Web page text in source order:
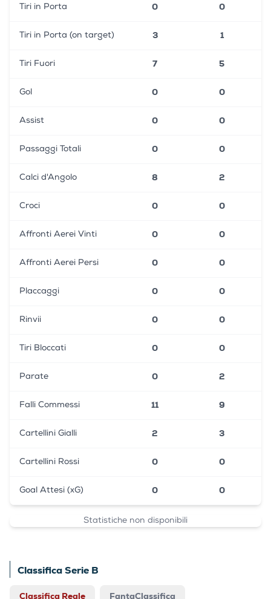
Tiri in Porta 0 0
Tiri in Porta (on target) 3 1
Tiri Fuori 7 5
Gol 0 0
Assist 0 0
Passaggi Totali 0 0
Calci d'Angolo 8 2
Croci 0 0
Affronti Aerei Vinti 0 0
Affronti Aerei Persi 0 0
Placcaggi 0 0
Rinvii 0 0
Tiri Bloccati 0 0
Parate 0 2
Falli Commessi 11 9
Cartellini Gialli 2 3
Cartellini Rossi 0 0
Goal Attesi (xG) 0 0
Statistiche non disponibili
Classifica Serie B
Classifica Reale FantaClassifica